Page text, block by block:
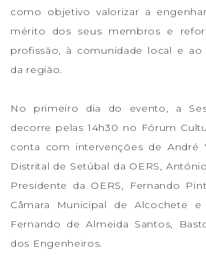
como objetivo valorizar a
mérito dos seus membros e
profissão, à comunidade local e ao
da região.
No primeiro dia do evento, a
decorre pelas 14h30 no Fórum
conta com intervenções de André
Distrital de Setúbal da OERS,
Presidente da OERS, Fernando
Câmara Municipal de Alcochete
Fernando de Almeida Santos,
dos Engenheiros.